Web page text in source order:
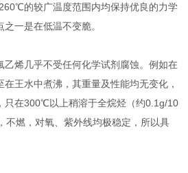
的较广温度范围内均保持优良的力学
一是在低温不变脆。
乙烯几乎不受任何化学试剂腐蚀。例如在
王水中煮沸，其重量及性能均无变化，
只在300℃以上稍溶于全烷烃（约0.1g/10
不燃，对氧、紫外线均极稳定，所以具